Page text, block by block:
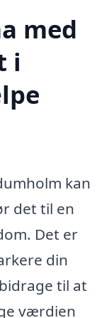
med
i
kan
det til en
Det er
din
til at
værdien